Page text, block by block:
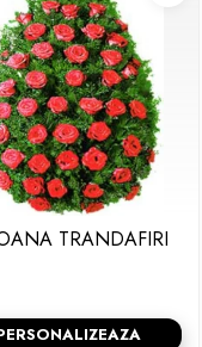
TRANDAFIRI